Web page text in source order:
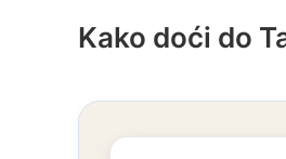
Kako doći do